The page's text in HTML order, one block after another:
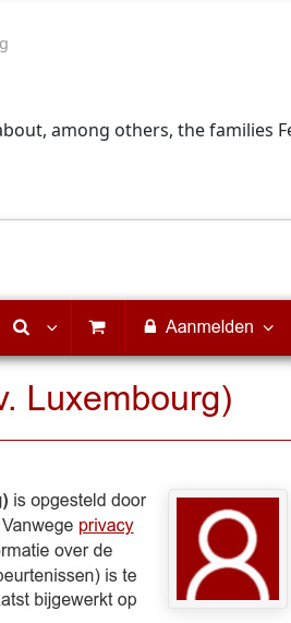
among others, the families